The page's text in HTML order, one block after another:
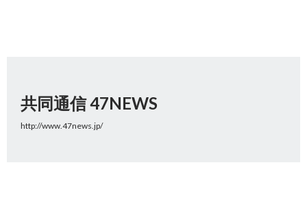
共同通信 47NEWS
http://www.47news.jp/